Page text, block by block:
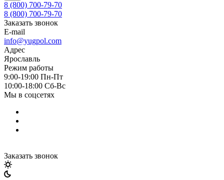
8 (800) 700-79-70
8 (800) 700-79-70
Заказать звонок
E-mail
info@yugpol.com
Адрес
Ярославль
Режим работы
9:00-19:00 Пн-Пт
10:00-18:00 Cб-Вс
Мы в соцсетях
Заказать звонок